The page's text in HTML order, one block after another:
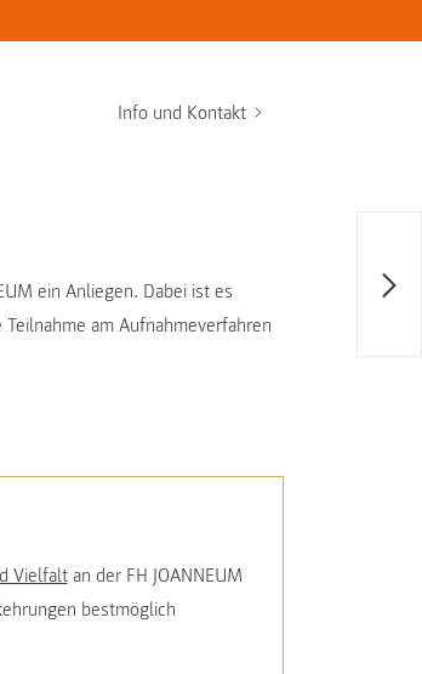
Info und Kontakt
ein Anliegen. Dabei ist es
am Aufnahmeverfahren
Vielfaltan der FH JOANNEUM
bestmöglich